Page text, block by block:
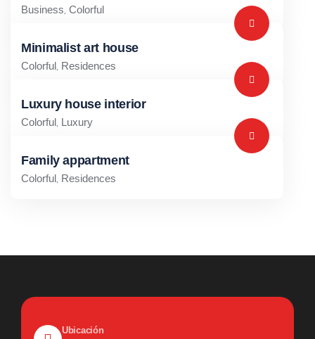
Business, Colorful
Minimalist art house
Colorful, Residences
Luxury house interior
Colorful, Luxury
Family appartment
Colorful, Residences
Ubicación